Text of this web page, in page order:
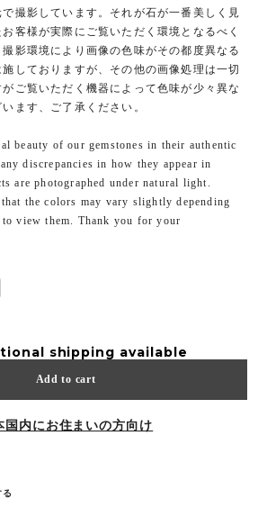
撮影しています。それが石が一番美しく見
客様が実際にご覧いただく環境となるべく
影環境により画像の色味がその都度異なる
しておりますが、その他の画像処理は一切
ご覧いただく機器によって色味が少々異な
ます、ご了承ください。
beauty of our gemstones in their authentic
discrepancies in how they appear in
are photographed under natural light.
the colors may vary slightly depending
to view them. Thank you for your
shipping available
Add to cart
国内にお住まいの方向け